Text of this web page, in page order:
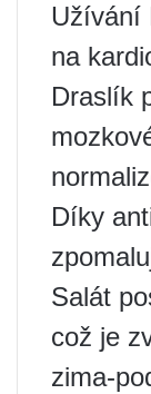
Užívání
na
Draslík
Díky
Salát
což je
zima-